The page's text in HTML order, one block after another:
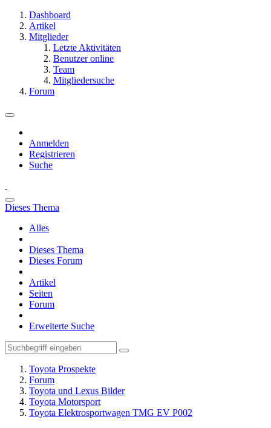
Dashboard
Artikel
Mitglieder
Letzte Aktivitäten
Benutzer online
Team
Mitgliedersuche
Forum
Anmelden
Registrieren
Suche
Dieses Thema
Alles
Dieses Thema
Dieses Forum
Artikel
Seiten
Forum
Erweiterte Suche
Toyota Prospekte
Forum
Toyota und Lexus Bilder
Toyota Motorsport
Toyota Elektrosportwagen TMG EV P002